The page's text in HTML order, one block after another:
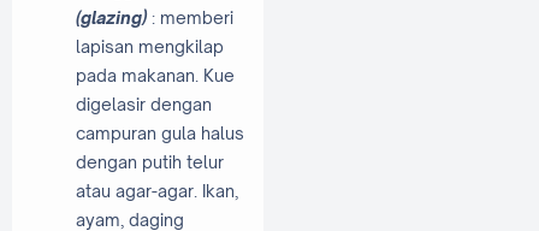
(glazing): memberi
lapisan mengkilap
pada makanan. Kue
digelasir dengan
campuran gula halus
dengan putih telur
atau agar-agar. Ikan,
ayam, daging